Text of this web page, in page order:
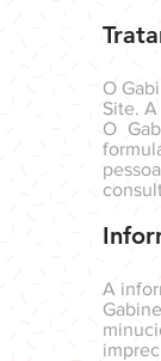
O
Site.
O
A